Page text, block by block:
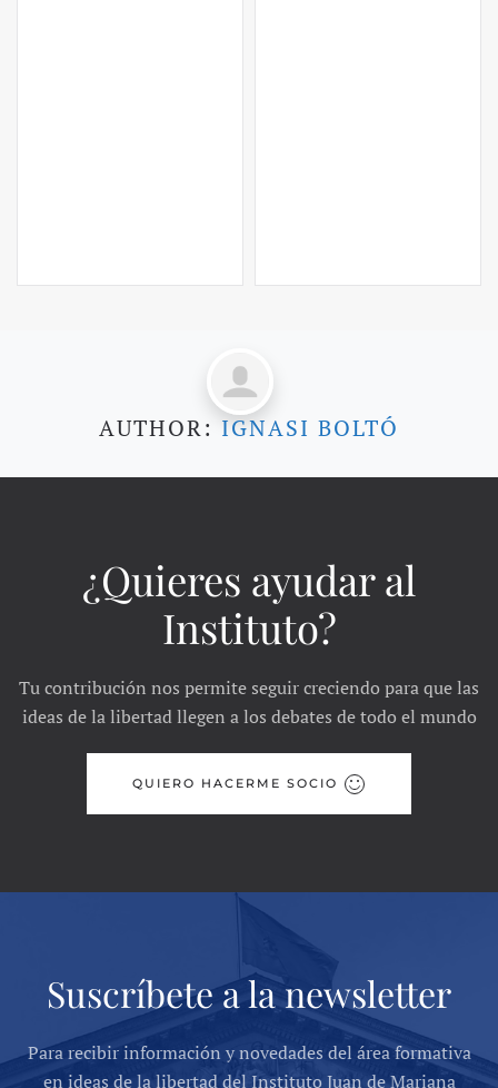
AUTHOR: IGNASI BOLTÓ
¿Quieres ayudar al
Instituto?
Tu contribución nos permite seguir creciendo para que las
ideas de la libertad llegen a los debates de todo el mundo
QUIERO HACERME SOCIO
Suscríbete a la newsletter
Para recibir información y novedades del área formativa
en ideas de la libertad del Instituto Juan de Mariana